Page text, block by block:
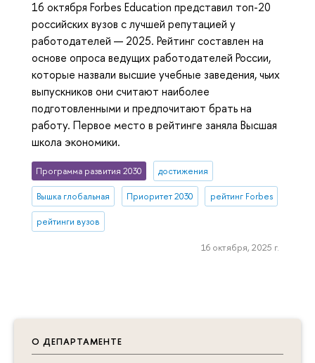
О ДЕПАРТАМЕНТЕ
16 октября Forbes Education представил топ-20
российских вузов с лучшей репутацией у
работодателей — 2025. Рейтинг составлен на
основе опроса ведущих работодателей России,
которые назвали высшие учебные заведения, чьих
выпускников они считают наиболее
подготовленными и предпочитают брать на
работу. Первое место в рейтинге заняла Высшая
школа экономики.
Программа развития 2030 достижения
Вышка глобальная Приоритет 2030 рейтинг Forbes
рейтинги вузов
16 октября, 2025 г.